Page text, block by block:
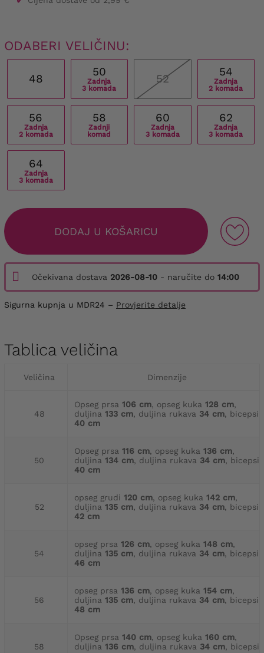
ODABERI VELIČINU:
48
50
Zadnja
3 komada
52
54
Zadnja
2 komada
56
Zadnja
2 komada
58
Zadnji
komad
60
Zadnja
3 komada
62
Zadnja
3 komada
64
Zadnja
3 komada
DODAJ U KOŠARICU
Očekivana dostava 2026-08-10 - naručite do 14:00
Sigurna kupnja u MDR24 – Provjerite detalje
Tablica veličina
Veličina Dimenzije
48
Opseg prsa 106 cm, opseg kuka 128 cm,
duljina 133 cm, duljina rukava 34 cm, bicepsi
40 cm
50
Opseg prsa 116 cm, opseg kuka 136 cm,
duljina 134 cm, duljina rukava 34 cm, bicepsi
40 cm
52
opseg grudi 120 cm, opseg kuka 142 cm,
duljina 135 cm, duljina rukava 34 cm, bicepsi
42 cm
54
opseg prsa 126 cm, opseg kuka 148 cm,
duljina 135 cm, duljina rukava 34 cm, bicepsi
46 cm
56
opseg prsa 136 cm, opseg kuka 154 cm,
duljina 135 cm, duljina rukava 34 cm, bicepsi
48 cm
58
Opseg prsa 140 cm, opseg kuka 160 cm,
duljina 136 cm, duljina rukava 34 cm, bicepsi